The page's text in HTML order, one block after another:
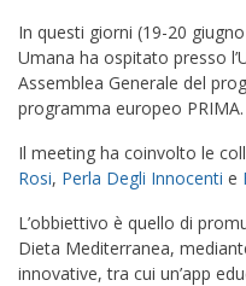
In questi giorni (19-20
Umana ha ospitato presso
Assemblea Generale del
programma europeo PRIMA.
Il meeting ha coinvolto le
Rosi, Perla Degli Innocenti e
L’obbiettivo è quello di
Dieta Mediterranea,
innovative, tra cui un’app